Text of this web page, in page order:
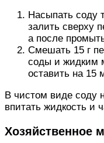
Насыпать соду
залить сверху
а после
Смешать 15 г
соды и жидким
оставить на 15
В чистом виде соду
впитать жидкость и
Хозяйственное